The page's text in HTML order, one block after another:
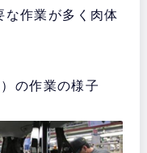
な作業が多く肉体
の作業の様子